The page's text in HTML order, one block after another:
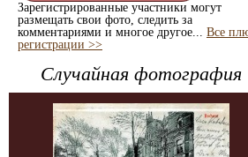
Зарегистрированные участники могут
размещать свои фото, следить за
комментариями и многое другое... Все
регистрации >>
Случайная фотография